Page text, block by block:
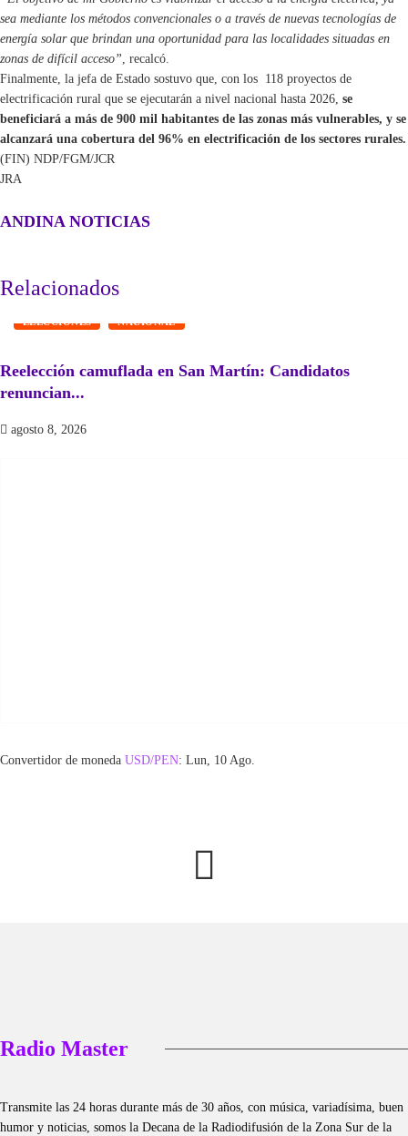
sea mediante los métodos convencionales o a través de nuevas tecnologías de
energía solar que brindan una oportunidad para las localidades situadas en
zonas de difícil acceso”, recalcó.
Finalmente, la jefa de Estado sostuvo que, con los 118 proyectos de
electrificación rural que se ejecutarán a nivel nacional hasta 2026, se
beneficiará a más de 900 mil habitantes de las zonas más vulnerables, y se
alcanzará una cobertura del 96% en electrificación de los sectores rurales.
(FIN) NDP/FGM/JCR
JRA
ANDINA NOTICIAS
Relacionados
ELECCIONES NACIONAL
Reelección camuflada en San Martín: Candidatos
renuncian...
agosto 8, 2026
Convertidor de moneda USD/PEN: Lun, 10 Ago.
Radio Master
Transmite las 24 horas durante más de 30 años, con música, variadísima, buen
humor y noticias, somos la Decana de la Radiodifusión de la Zona Sur de la